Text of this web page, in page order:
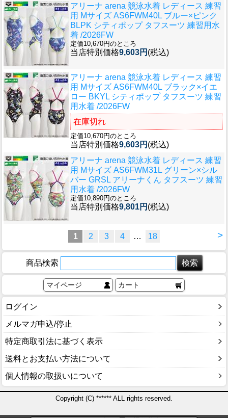
アリーナ arena 競泳水着 レディース 練習
用 Mサイズ AS6FWM40L ブルー×ピンク
BLPK シティポップ タフスーツ 練習用水
着 /2026FW
定価10,670円のところ
当店特別価格9,603円 (税込)
アリーナ arena 競泳水着 レディース 練習
用 Mサイズ AS6FWM40L ブラック×イエ
ロー BKYL シティポップ タフスーツ 練習
用水着 /2026FW
在庫切れ
定価10,670円のところ
当店特別価格9,603円 (税込)
アリーナ arena 競泳水着 レディース 練習
用 Mサイズ AS6FWM31L グリーン×シル
バー GRSL アリーナくん タフスーツ 練習
用水着 /2026FW
定価10,890円のところ
当店特別価格9,801円 (税込)
>
1 2 3 4 … 18
商品検索
マイページ カート
ログイン
メルマガ申込/停止
特定商取引法に基づく表示
送料とお支払い方法について
個人情報の取扱いについて
Copyright (C) ****** ALL rights reserved.